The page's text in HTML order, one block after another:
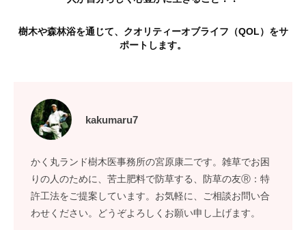
樹木や森林浴を通じて、クオリティーオブライフ（QOL）をサ
ポートします。
kakumaru7
かく丸ランド樹木医事務所の宮原康二です。雑草でお困
りの人のために、苦土肥料で防草する、防草の友Ⓡ：特
許工法をご提案しています。お気軽に、ご相談お問い合
わせください。どうぞよろしくお願い申し上げます。